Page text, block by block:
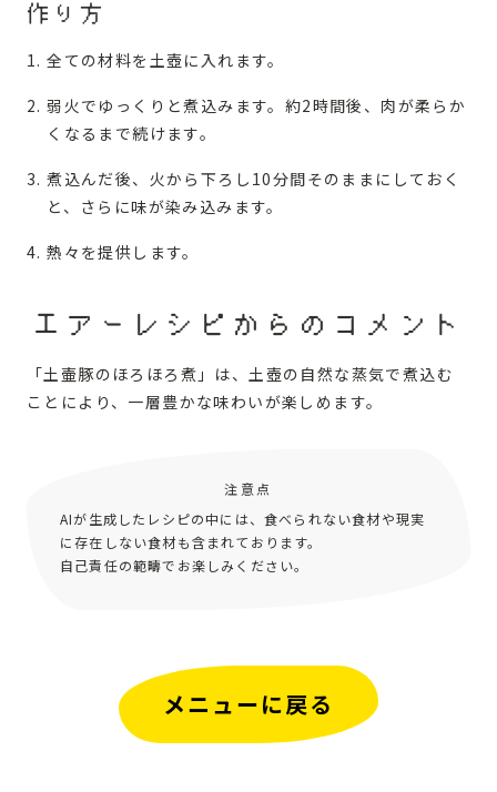
作り方
全ての材料を土壺に入れます。
弱火でゆっくりと煮込みます。約2時間後、肉が柔らか
くなるまで続けます。
煮込んだ後、火から下ろし10分間そのままにしておく
と、さらに味が染み込みます。
熱々を提供します。
エアーレシピからのコメント
「土壷豚のほろほろ煮」は、土壺の自然な蒸気で煮込む
ことにより、一層豊かな味わいが楽しめます。
注意点
AIが生成したレシピの中には、食べられない食材や現実
に存在しない食材も含まれております。
自己責任の範疇でお楽しみください。
メニューに戻る